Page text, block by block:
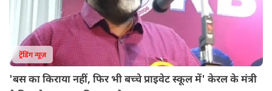
ट्रेंडिंग न्यूज़
'बस का किराया नहीं, फिर भी बच्चे प्राइवेट स्कूल में' केरल के मंत्री